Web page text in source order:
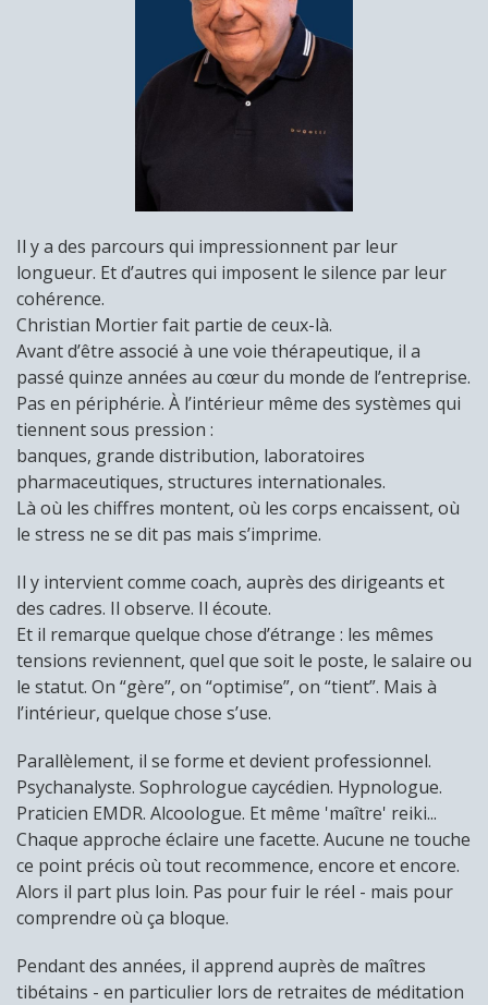
Il y a des parcours qui impressionnent par leur
longueur. Et d’autres qui imposent le silence par leur
cohérence.
Christian Mortier fait partie de ceux-là.
Avant d’être associé à une voie thérapeutique, il a
passé quinze années au cœur du monde de l’entreprise.
Pas en périphérie. À l’intérieur même des systèmes qui
tiennent sous pression :
banques, grande distribution, laboratoires
pharmaceutiques, structures internationales.
Là où les chiffres montent, où les corps encaissent, où
le stress ne se dit pas mais s’imprime.
Il y intervient comme coach, auprès des dirigeants et
des cadres. Il observe. Il écoute.
Et il remarque quelque chose d’étrange : les mêmes
tensions reviennent, quel que soit le poste, le salaire ou
le statut. On “gère”, on “optimise”, on “tient”. Mais à
l’intérieur, quelque chose s’use.
Parallèlement, il se forme et devient professionnel.
Psychanalyste. Sophrologue caycédien. Hypnologue.
Praticien EMDR. Alcoologue. Et même 'maître' reiki...
Chaque approche éclaire une facette. Aucune ne touche
ce point précis où tout recommence, encore et encore.
Alors il part plus loin. Pas pour fuir le réel - mais pour
comprendre où ça bloque.
Pendant des années, il apprend auprès de maîtres
tibétains - en particulier lors de retraites de méditation